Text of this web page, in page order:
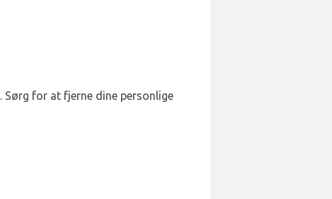
for at fjerne dine personlige